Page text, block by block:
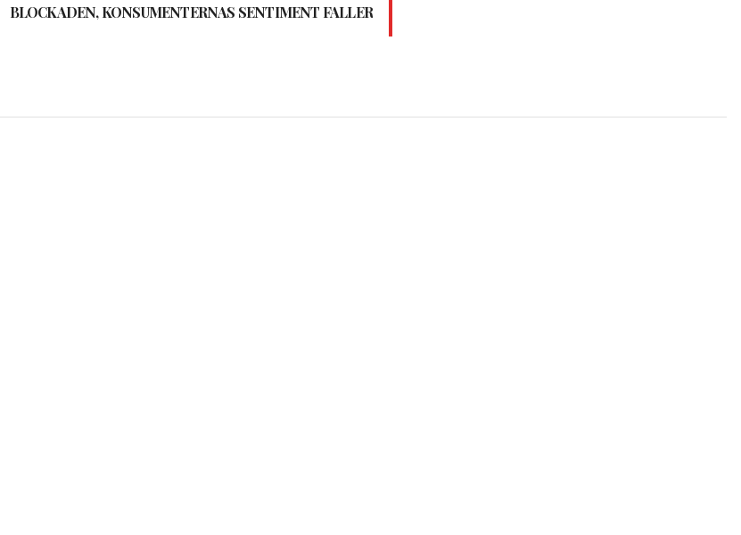
BLOCKADEN, KONSUMENTERNAS SENTIMENT FALLER